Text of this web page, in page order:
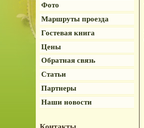
Фото
Маршруты проезда
Гостевая книга
Цены
Обратная связь
Статьи
Партнеры
Наши новости